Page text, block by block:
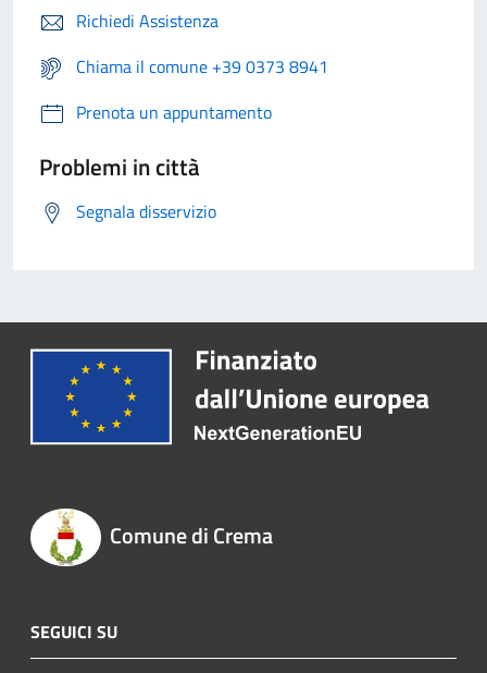
Richiedi Assistenza
Chiama il comune +39 0373 8941
Prenota un appuntamento
Problemi in città
Segnala disservizio
Comune di Crema
SEGUICI SU